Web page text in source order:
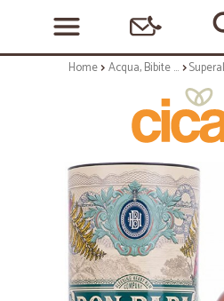
Home Acqua, Bibite e Alcolici